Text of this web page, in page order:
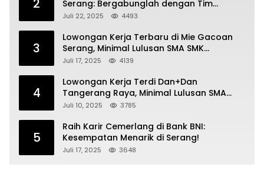
2
Serang: Bergabunglah dengan Tim
Kecantikan
Juli 22, 2025 4493
3
Lowongan Kerja Terbaru di Mie Gacoan
Serang, Minimal Lulusan SMA SMK
Sederajat
Juli 17, 2025 4139
4
Lowongan Kerja Terdi Dan+Dan
Tangerang Raya, Minimal Lulusan SMA
SMK
Juli 10, 2025 3785
5
Raih Karir Cemerlang di Bank BNI:
Kesempatan Menarik di Serang!
Juli 17, 2025 3648